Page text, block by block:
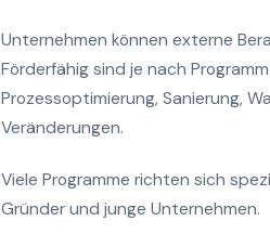
Unternehmen können externe
Förderfähig sind je nach
Prozessoptimierung, Sanierung,
Veränderungen.
Viele Programme richten sich
Gründer und junge Unternehmen.